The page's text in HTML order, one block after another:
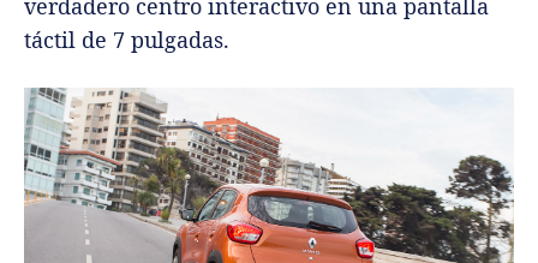
verdadero centro interactivo en una pantalla
táctil de 7 pulgadas.